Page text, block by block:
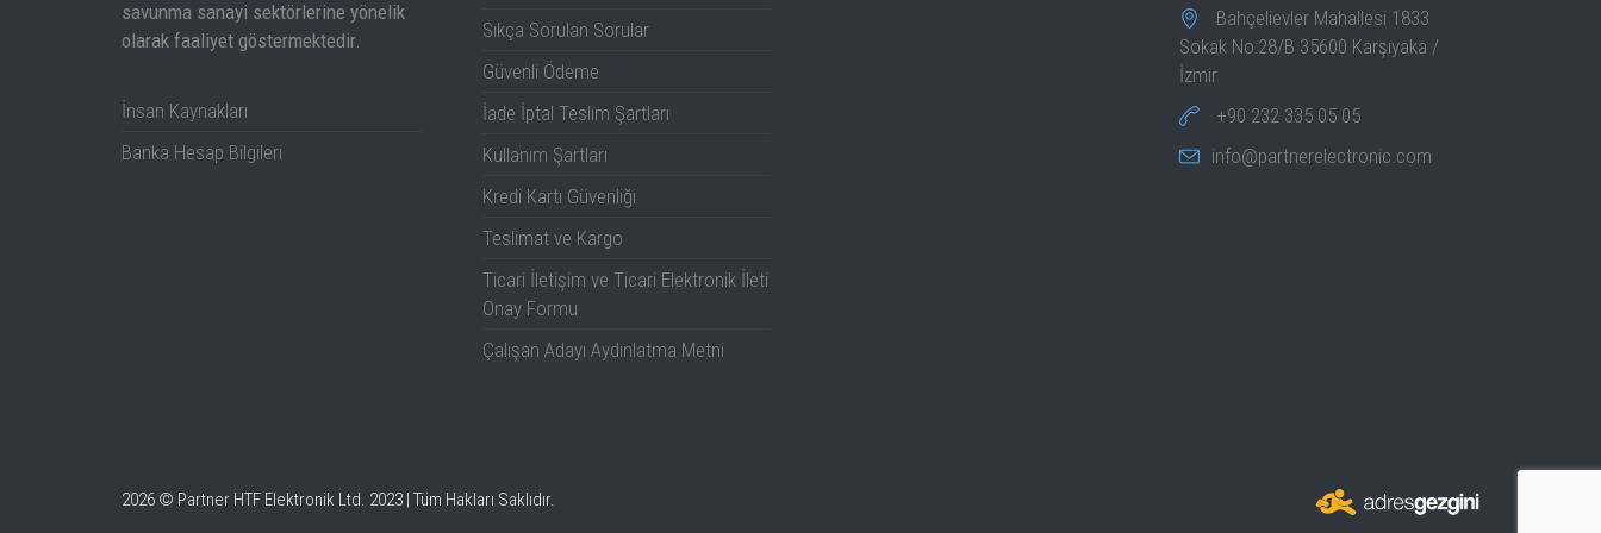
Dikey Çözünürlük
Rise Time (10–
1 ns
8.7 Bit
20 MHz / 200MHz
I2C, SPI (SPI, SSPI, SIOP), UART-RS232, CAN1.1, CAN2.0, CAN
FD, LIN, FlexRay, MIL-STD-1553, AudioBus (I2S, LJ,
savunma sanayi sektörlerine yönelik
olarak faaliyet göstermektedir.
İnsan Kaynakları
Banka Hesap Bilgileri
Sıkça Sorulan Sorular
Güvenli Ödeme
İade İptal Teslim Şartları
Kullanım Şartları
Kredi Kartı Güvenliği
Teslimat ve Kargo
Ticari İletişim ve Ticari Elektronik İleti
Onay Formu
Çalışan Adayı Aydınlatma Metni
Bahçelievler Mahallesi 1833
Sokak No:28/B 35600 Karşıyaka /
İzmir
+90 232 335 05 05
info@partnerelectronic.com
2026 © Partner HTF Elektronik Ltd. 2023 | Tüm Hakları Saklıdır.